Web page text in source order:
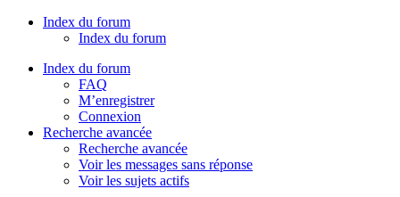
Index du forum
Index du forum
Index du forum
FAQ
M’enregistrer
Connexion
Recherche avancée
Recherche avancée
Voir les messages sans réponse
Voir les sujets actifs